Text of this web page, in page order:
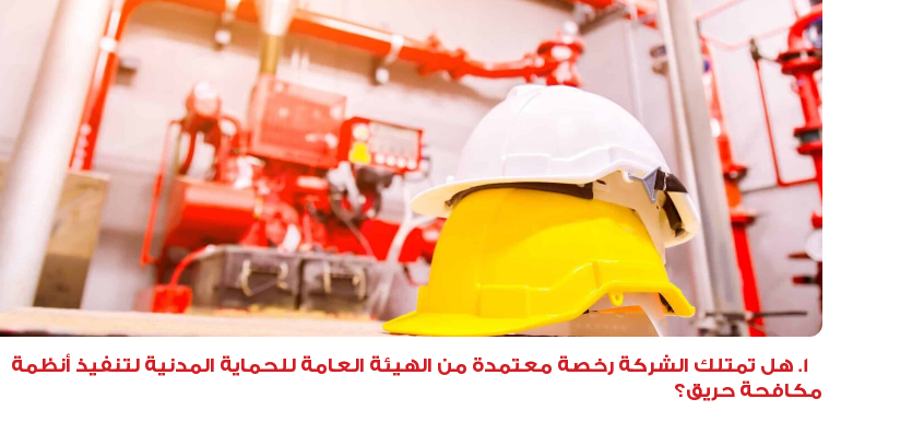
1. هل تمتلك الشركة رخصة معتمدة من الهيئة العامة للحماية المدنية لتنفيذ أنظمة
مكافحة حريق؟